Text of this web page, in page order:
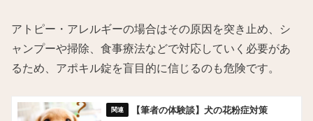
アトピー・アレルギーの場合はその原因を突き止め、シ
ャンプーや掃除、食事療法などで対応していく必要があ
るため、アポキル錠を盲目的に信じるのも危険です。
【筆者の体験談】犬の花粉症対策